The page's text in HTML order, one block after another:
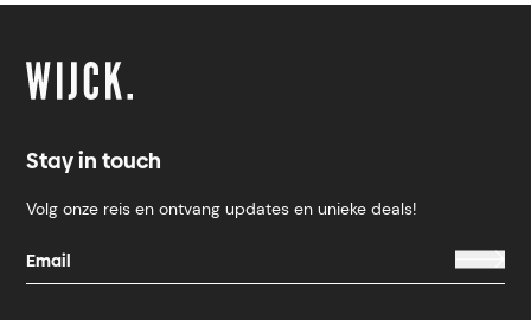
Stay in touch
Volg onze reis en ontvang updates en unieke deals!